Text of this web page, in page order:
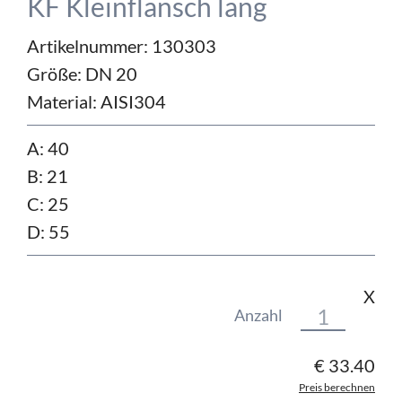
Artikelnummer: 130303
Größe: DN 20
Material: AISI304
A: 40
B: 21
C: 25
D: 55
Anzahl
X
€ 33.40
Preis berechnen